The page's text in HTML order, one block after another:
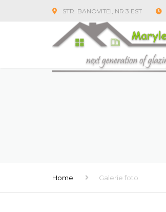
STR. BANOVITEI, NR 3 EST
Home Galerie foto